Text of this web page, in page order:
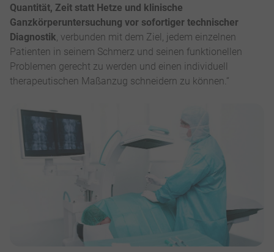
Quantität, Zeit statt Hetze und klinische
Ganzkörperuntersuchung vor sofortiger technischer
Diagnostik , verbunden mit dem Ziel, jedem einzelnen
Patienten in seinem Schmerz und seinen funktionellen
Problemen gerecht zu werden und einen individuell
therapeutischen Maßanzug schneidern zu können.“